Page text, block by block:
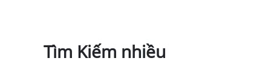
Tìm Kiếm nhiều